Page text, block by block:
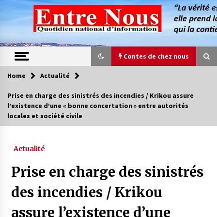
content
Contes de chez nous
Contes de chez nous
4 ans ago
Oum el Gaïla / L’ogresse du M’zab
4 ans ago
Home Actualité
Prise en charge des sinistrés des incendies / Krikou assure
l’existence d’une « bonne concertation » entre autorités
locales et société civile
Actualité
Prise en charge des sinistrés
des incendies / Krikou
assure l’existence d’une